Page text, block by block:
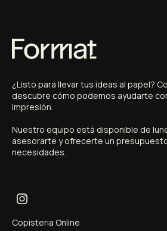
¿Listo para llevartus ideas al papel?
descubre cómo podemos ayudarte
impresión.
Nuestro equipo está disponible de
asesorarte yofrecerte un
necesidades.
Copisteria Online